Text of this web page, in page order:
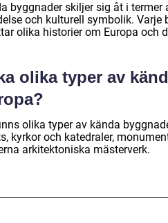
byggnader skiljer sig åt i
och kulturell symbolik.
olika historier om Europa och
olika typer av
olika typer av kända
kyrkor och katedraler,
arkitektoniska mästerverk.